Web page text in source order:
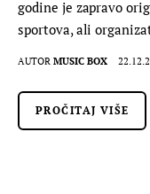
godine je zapravo
sportova, ali
AUTOR MUSIC BOX
PROČITAJ VIŠE